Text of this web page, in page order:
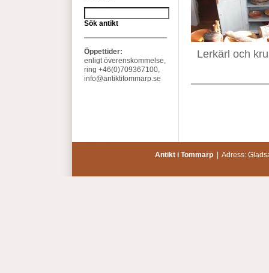
Sök antikt
Öppettider:
enligt överenskommelse,
ring +46(0)709367100,
info@antiktitommarp.se
Lerkärl och
Antikt i Tommarp | Adress: